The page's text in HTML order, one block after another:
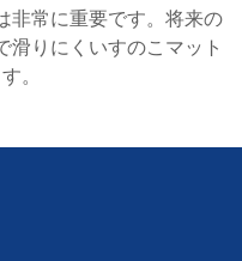
非常に重要です。将来の
りにくいすのこマット
。